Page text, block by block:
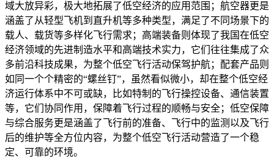
域大放异彩，极大地拓展了低空经济的应用范围；航空器更是
涵盖了从轻型飞机到直升机等多种类型，满足了不同场景下的
载人、载货等多样化飞行需求；高端装备则体现了我国在低空
经济领域的先进制造水平和高端技术实力，它们往往集成了众
多前沿科技成果，为整个低空飞行活动保驾护航；配套产品则
如同一个个精密的“螺丝钉”，虽然看似微小，却在整个低空经
济运行体系中不可或缺，比如特制的飞行操控设备、通信装置
等，它们协同作用，保障着飞行过程的顺畅与安全；低空保障
与综合服务更是涵盖了飞行前的准备、飞行中的监测以及飞行
后的维护等全方位内容，为整个低空飞行活动营造了一个稳
定、可靠的环境。